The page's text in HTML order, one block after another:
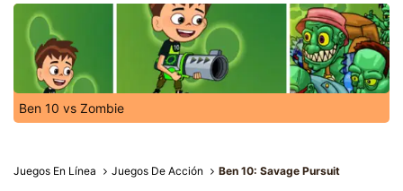
Ben 10 vs Zombie
Juegos En Línea Juegos De Acción Ben 10: Savage Pursuit